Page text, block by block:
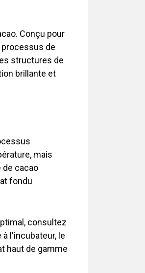
Conçu pour
de
structures de
brillante et
mais
de cacao
fondu
consultez
à l'incubateur, le
haut de gamme